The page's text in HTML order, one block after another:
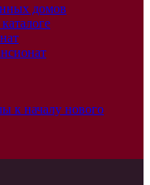
домов
к началу нового